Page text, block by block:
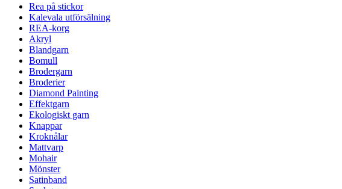
Rea på stickor
Kalevala utförsälning
REA-korg
Akryl
Blandgarn
Bomull
Brodergarn
Broderier
Diamond Painting
Effektgarn
Ekologiskt garn
Knappar
Kroknålar
Mattvarp
Mohair
Mönster
Satinband